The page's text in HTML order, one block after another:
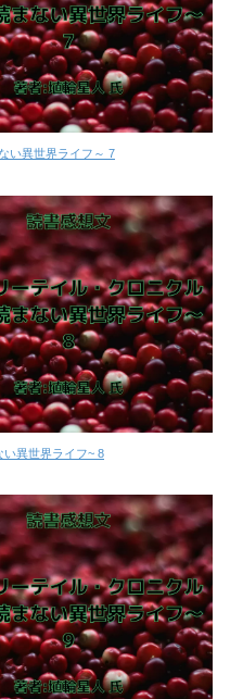
い異世界ライフ～ 7
い異世界ライフ~ 8